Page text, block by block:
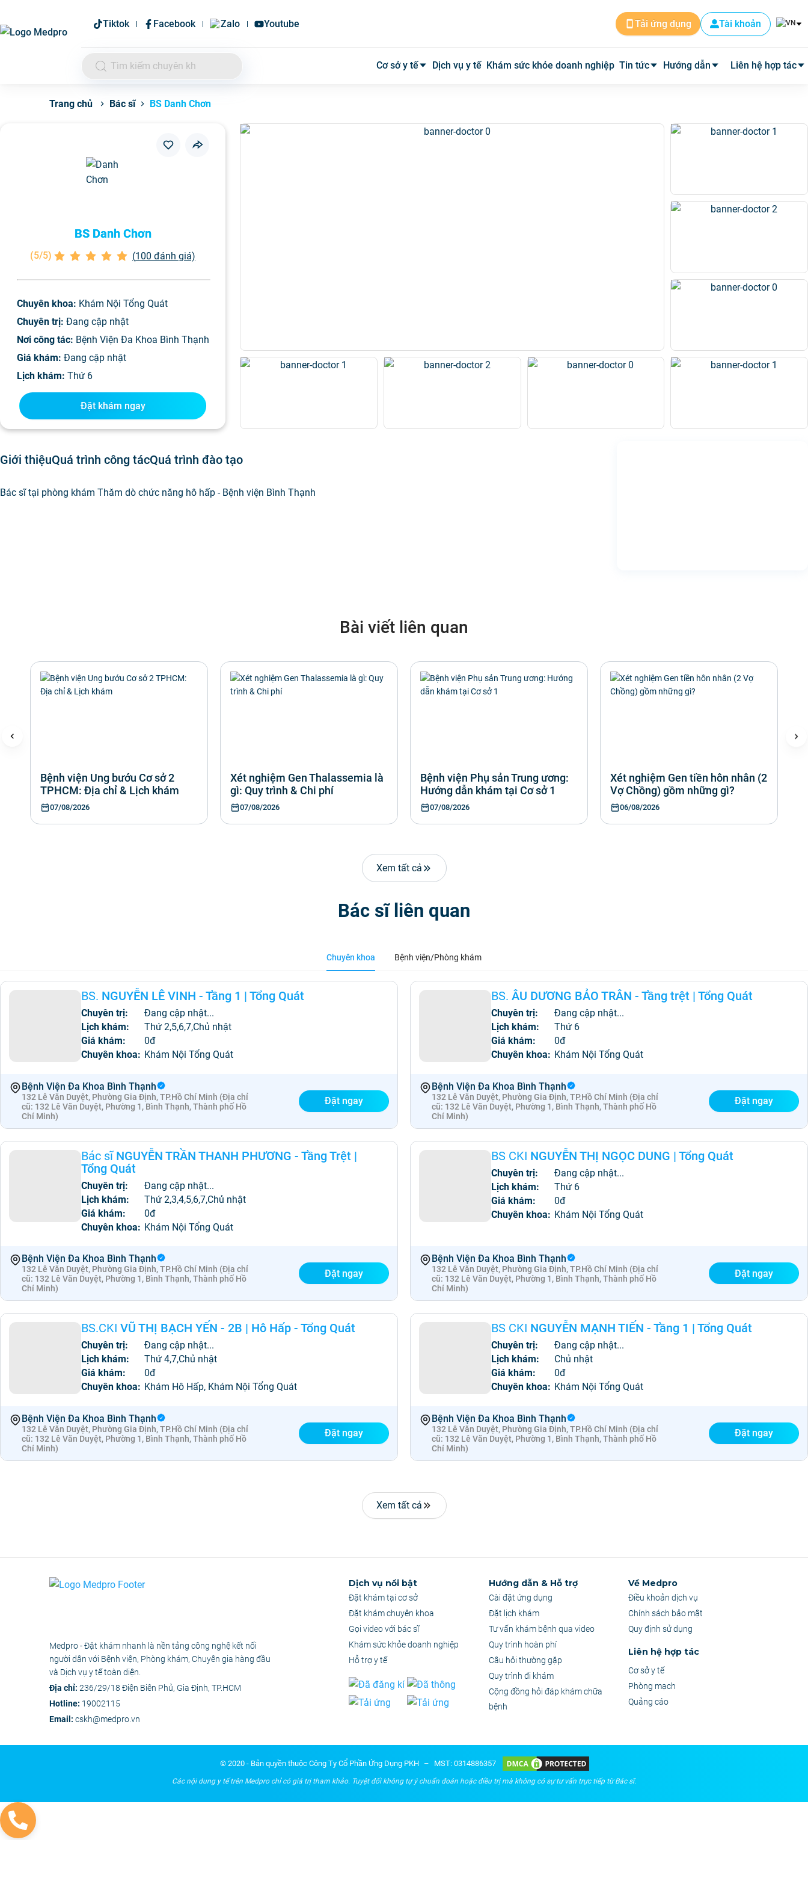
Tiktok Facebook Zalo Youtube Tải ứng dụng Tài khoản
Cơ sở y tế Dịch vụ y tế Khám sức khỏe doanh nghiệp Tin tức Hướng dẫn
Quy trình hoàn phí
Cộng đồng hỏi đáp khám chữa
bệnh
Liên hệ hợp tác
Tuyển Dụng
Trang chủ Bác sĩ BS Danh Chơn
BS Danh Chơn
(5/5) (100 đánh giá)
Chuyên khoa: Khám Nội Tổng Quát
Chuyên trị: Đang cập nhật
Nơi công tác: Bệnh Viện Đa Khoa Bình Thạnh
Giá khám: Đang cập nhật
Lịch khám: Thứ 6
Đặt khám ngay
Giới thiệuQuá trình công tácQuá trình đào tạo
Bác sĩ tại phòng khám Thăm dò chức năng hô hấp - Bệnh viện Bình Thạnh
Bài viết liên quan
Bệnh viện Ung bướu Cơ sở 2
TPHCM: Địa chỉ & Lịch khám
07/08/2026
Xét nghiệm Gen Thalassemia là
gì: Quy trình & Chi phí
07/08/2026
Bệnh viện Phụ sản Trung ương:
Hướng dẫn khám tại Cơ sở 1
07/08/2026
Xét nghiệm Gen tiền hôn nhân (2
Vợ Chồng) gồm những gì?
06/08/2026
Xem tất cả
Bác sĩ liên quan
Chuyên khoa Bệnh viện/Phòng khám
BS. NGUYỄN LÊ VINH - Tầng 1 | Tổng Quát
Chuyên trị:
Đang cập nhật...
Lịch khám:
Thứ 2,5,6,7,Chủ nhật
Giá khám:
0đ
Chuyên khoa: Khám Nội Tổng Quát
Bệnh Viện Đa Khoa Bình Thạnh
132 Lê Văn Duyệt, Phường Gia Định, TP.Hồ Chí Minh (Địa chỉ
cũ: 132 Lê Văn Duyệt, Phường 1, Bình Thạnh, Thành phố Hồ
Chí Minh)
Đặt ngay
BS. ÂU DƯƠNG BẢO TRÂN - Tầng trệt | Tổng Quát
Chuyên trị:
Đang cập nhật...
Lịch khám:
Thứ 6
Giá khám:
0đ
Chuyên khoa: Khám Nội Tổng Quát
Bệnh Viện Đa Khoa Bình Thạnh
132 Lê Văn Duyệt, Phường Gia Định, TP.Hồ Chí Minh (Địa chỉ
cũ: 132 Lê Văn Duyệt, Phường 1, Bình Thạnh, Thành phố Hồ
Chí Minh)
Đặt ngay
Bác sĩ NGUYỄN TRẦN THANH PHƯƠNG - Tầng Trệt |
Tổng Quát
Chuyên trị:
Đang cập nhật...
Lịch khám:
Thứ 2,3,4,5,6,7,Chủ nhật
Giá khám:
0đ
Chuyên khoa: Khám Nội Tổng Quát
Bệnh Viện Đa Khoa Bình Thạnh
132 Lê Văn Duyệt, Phường Gia Định, TP.Hồ Chí Minh (Địa chỉ
cũ: 132 Lê Văn Duyệt, Phường 1, Bình Thạnh, Thành phố Hồ
Chí Minh)
Đặt ngay
BS CKI NGUYỄN THỊ NGỌC DUNG | Tổng Quát
Chuyên trị:
Đang cập nhật...
Lịch khám:
Thứ 6
Giá khám:
0đ
Chuyên khoa: Khám Nội Tổng Quát
Bệnh Viện Đa Khoa Bình Thạnh
132 Lê Văn Duyệt, Phường Gia Định, TP.Hồ Chí Minh (Địa chỉ
cũ: 132 Lê Văn Duyệt, Phường 1, Bình Thạnh, Thành phố Hồ
Chí Minh)
Đặt ngay
BS.CKI VŨ THỊ BẠCH YẾN - 2B | Hô Hấp - Tổng Quát
Chuyên trị:
Đang cập nhật...
Lịch khám:
Thứ 4,7,Chủ nhật
Giá khám:
0đ
Chuyên khoa: Khám Hô Hấp, Khám Nội Tổng Quát
Bệnh Viện Đa Khoa Bình Thạnh
132 Lê Văn Duyệt, Phường Gia Định, TP.Hồ Chí Minh (Địa chỉ
cũ: 132 Lê Văn Duyệt, Phường 1, Bình Thạnh, Thành phố Hồ
Chí Minh)
Đặt ngay
BS CKI NGUYỄN MẠNH TIẾN - Tầng 1 | Tổng Quát
Chuyên trị:
Đang cập nhật...
Lịch khám:
Chủ nhật
Giá khám:
0đ
Chuyên khoa: Khám Nội Tổng Quát
Bệnh Viện Đa Khoa Bình Thạnh
132 Lê Văn Duyệt, Phường Gia Định, TP.Hồ Chí Minh (Địa chỉ
cũ: 132 Lê Văn Duyệt, Phường 1, Bình Thạnh, Thành phố Hồ
Chí Minh)
Đặt ngay
Xem tất cả
Medpro - Đặt khám nhanh là nền tảng công nghệ kết nối
người dân với Bệnh viện, Phòng khám, Chuyên gia hàng đầu
và Dịch vụ y tế toàn diện.
Địa chỉ: 236/29/18 Điện Biên Phủ, Gia Định, TP.HCM
Hotline: 19002115
Email: cskh@medpro.vn
Dịch vụ nổi bật
Đặt khám tại cơ sở
Đặt khám chuyên khoa
Gọi video với bác sĩ
Khám sức khỏe doanh nghiệp
Hỗ trợ y tế
Hướng dẫn & Hỗ trợ
Cài đặt ứng dụng
Đặt lịch khám
Tư vấn khám bệnh qua video
Quy trình hoàn phí
Câu hỏi thường gặp
Quy trình đi khám
Cộng đồng hỏi đáp khám chữa
bệnh
Về Medpro
Điều khoản dịch vụ
Chính sách bảo mật
Quy định sử dụng
Liên hệ hợp tác
Cơ sở y tế
Phòng mạch
Quảng cáo
© 2020 - Bản quyền thuộc Công Ty Cổ Phần Ứng Dụng PKH – MST: 0314886357
Các nội dung y tế trên Medpro chỉ có giá trị tham khảo. Tuyệt đối không tự ý chuẩn đoán hoặc điều trị mà không có sự tư vấn trực tiếp từ Bác sĩ.